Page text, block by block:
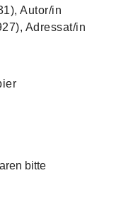
Autor/in
Adressat/in
bitte